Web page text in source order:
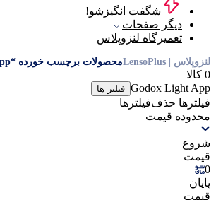
شگفت انگیزشو!
دیگر صفحات
تعمیرگاه لنزوپلاس
لنزوپلاس | LensoPlus محصولات برچسب خورده “Godox Light App”
0 کالا
Godox Light App فیلتر ها
فیلترها حذف‌فیلتر‌ها
محدوده قیمت
شروع
قیمت
0
پایان
قیمت